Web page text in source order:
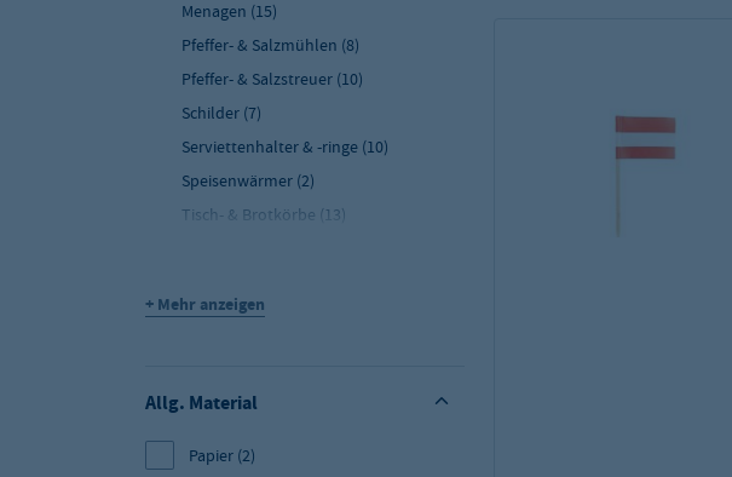
Menagen (15)
Pfeffer- & Salzmühlen (8)
Pfeffer- & Salzstreuer (10)
Schilder (7)
Serviettenhalter & -ringe (10)
Speisenwärmer (2)
Tisch- & Brotkörbe (13)
Tischaufsteller & Kartenhalter
+ Mehr anzeigen
Allg. Material
Papier (2)